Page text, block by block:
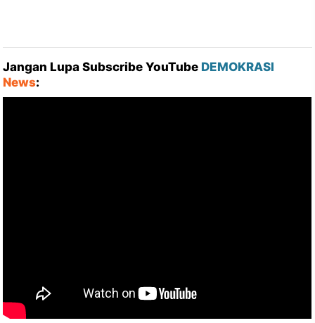
Jangan Lupa Subscribe YouTube DEMOKRASI
News: